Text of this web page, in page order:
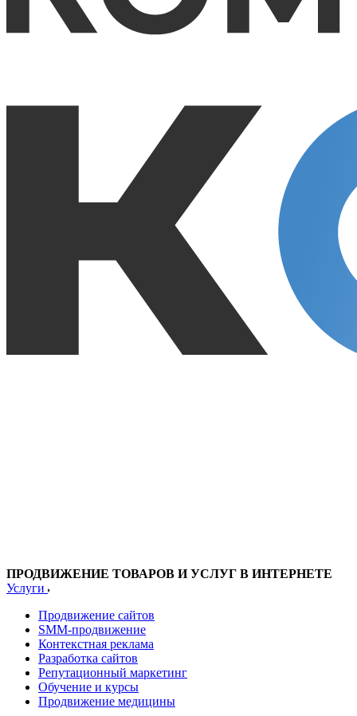
ПРОДВИЖЕНИЕ ТОВАРОВ И УСЛУГ В ИНТЕРНЕТЕ
Услуги
Продвижение сайтов
SMM-продвижение
Контекстная реклама
Разработка сайтов
Репутационный маркетинг
Обучение и курсы
Продвижение медицины